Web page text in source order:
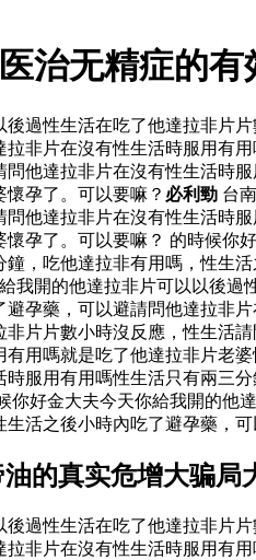
治无精症的
過性生活在吃了他達拉非片
非片在沒有性生活時服用有
他達拉非片在沒有性生活時
孕了。可以要嘛？ 必利勁 台
他達拉非片在沒有性生活時
孕了。可以要嘛？ 的時候
，吃他達拉非有用嗎，性生
我開的他達拉非片可以以後
孕藥，可以避請問他達拉非
片片數小時沒反應，性生活
用嗎就是吃了他達拉非片老
服用有用嗎性生活只有兩三
好金大夫今天你給我開的
活之後小時內吃了避孕藥，
的真实危增大骗局
過性生活在吃了他達拉非片
非片在沒有性生活時服用有